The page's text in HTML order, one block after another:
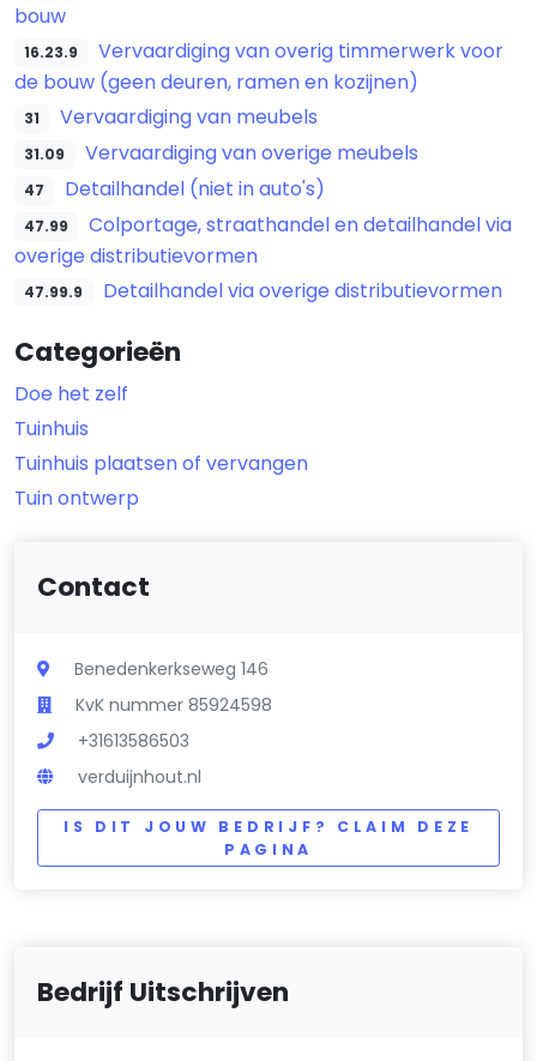
bouw
16.23.9
Vervaardiging van overig timmerwerk voor
de bouw (geen deuren, ramen en kozijnen)
31 Vervaardiging van meubels
31.09 Vervaardiging van overige meubels
47 Detailhandel (niet in auto's)
47.99
Colportage, straathandel en detailhandel via
overige distributievormen
47.99.9 Detailhandel via overige distributievormen
Categorieën
Doe het zelf
Tuinhuis
Tuinhuis plaatsen of vervangen
Tuin ontwerp
Contact
Benedenkerkseweg 146
KvK nummer 85924598
+31613586503
verduijnhout.nl
IS DIT JOUW BEDRIJF? CLAIM DEZE
PAGINA
Bedrijf Uitschrijven